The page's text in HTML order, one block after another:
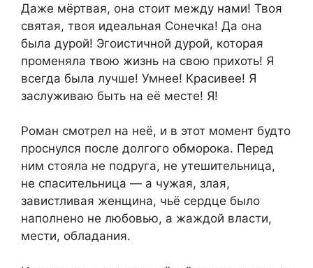
Даже мёртвая, она стоит между нами! Твоя
святая, твоя идеальная Сонечка! Да она
была дурой! Эгоистичной дурой, которая
променяла твою жизнь на свою прихоть! Я
всегда была лучше! Умнее! Красивее! Я
заслуживаю быть на её месте! Я!
Роман смотрел на неё, и в этот момент будто
проснулся после долгого обморока. Перед
ним стояла не подруга, не утешительница,
не спасительница — а чужая, злая,
завистливая женщина, чьё сердце было
наполнено не любовью, а жаждой власти,
мести, обладания.